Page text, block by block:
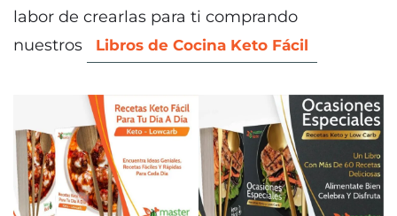
labor de crearlas para ti comprando
nuestros
Libros de Cocina Keto Fácil